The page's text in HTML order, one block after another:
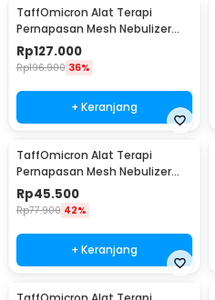
TaffOmicron Alat Terapi
Pernapasan Mesh Nebulizer
Inhaler Atomizer - YM-3R9
Rp127.000
Rp196.900 36%
+ Keranjang
TaffOmicron Alat Terapi
Pernapasan Mesh Nebulizer
Inhaler Atomizer - JSL-W301
Rp45.500
Rp77.900 42%
+ Keranjang